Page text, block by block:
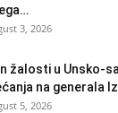
3, 2026
žalosti u Unsko-
na generala
5, 2026